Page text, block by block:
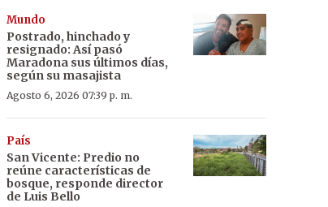
Mundo
Postrado, hinchado y
resignado: Así pasó
Maradona sus últimos días,
según su masajista
Agosto 6, 2026 07:39 p. m.
País
San Vicente: Predio no
reúne características de
bosque, responde director
de Luis Bello